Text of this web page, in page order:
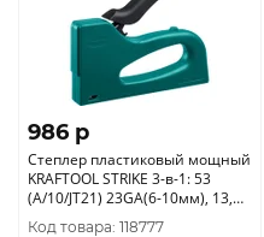
986 p
Степлер пластиковый мощный
KRAFTOOL STRIKE 3-в-1: 53
(A/10/JT21) 23GA(6-10мм), 13,
Код товара: 118777